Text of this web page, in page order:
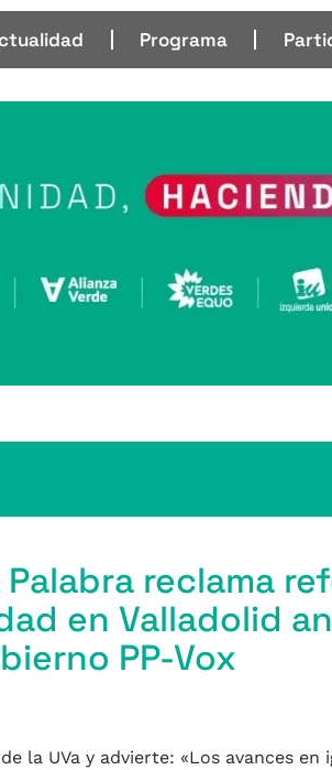
Programa
reclama
en Valladolid
PP-Vox
la UVa y advierte: «Los avances en